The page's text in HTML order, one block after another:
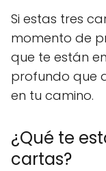
Si estas tres
momento de
que te están
profundo que
en tu camino.
¿Qué te
cartas?